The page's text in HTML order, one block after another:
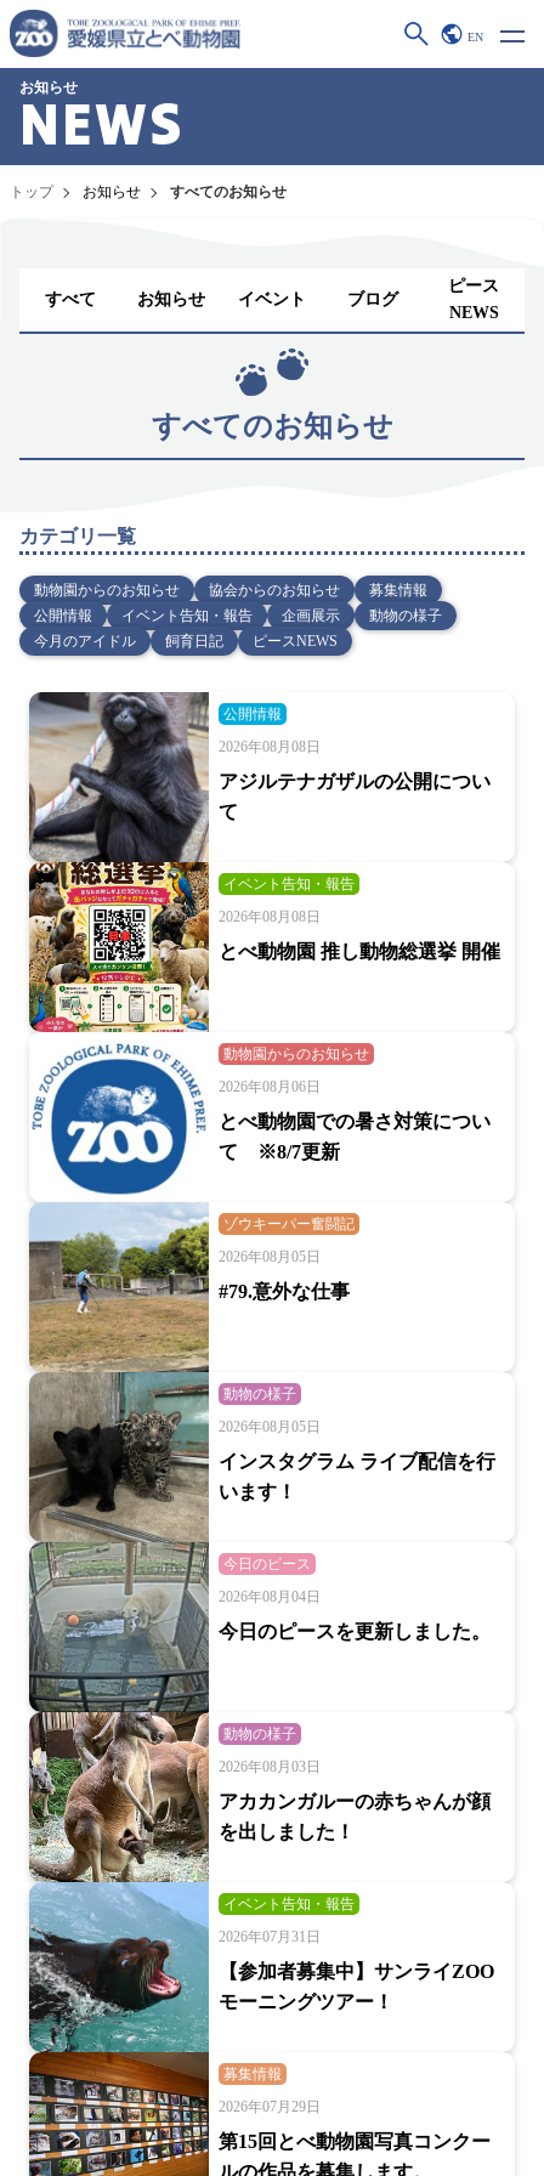
EN
お知らせ
NEWS
トップ お知らせ すべてのお知らせ
すべて お知らせ イベント ブログ
ピース
NEWS
すべてのお知らせ
カテゴリ一覧
動物園からのお知らせ 協会からのお知らせ
募集情報
公開情報
イベント告知・報告 企画展示
動物の様子
今月のアイドル
飼育日記 ピースNEWS
公開情報
2026年08月08日
アジルテナガザルの公開につい
て
イベント告知・報告
2026年08月08日
とべ動物園 推し動物総選挙 開催
動物園からのお知らせ
2026年08月06日
とべ動物園での暑さ対策につい
て ※8/7更新
ゾウキーパー奮闘記
2026年08月05日
#79.意外な仕事
動物の様子
2026年08月05日
インスタグラム ライブ配信を行
います！
今日のピース
2026年08月04日
今日のピースを更新しました。
動物の様子
2026年08月03日
アカカンガルーの赤ちゃんが顔
を出しました！
イベント告知・報告
2026年07月31日
【参加者募集中】サンライZOO
モーニングツアー！
募集情報
2026年07月29日
第15回とべ動物園写真コンクー
ルの作品を募集します。